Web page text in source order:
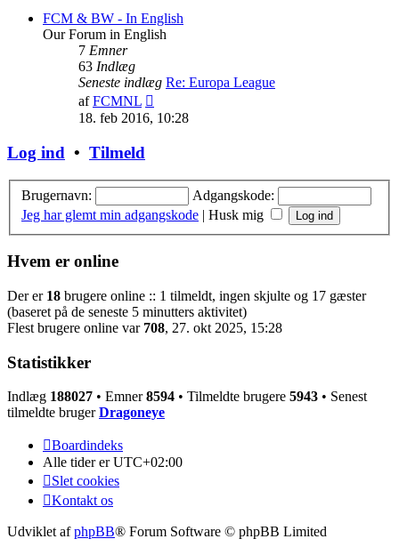
indlæg
FCM & BW - In English
Our Forum in English
7 Emner
63 Indlæg
Seneste indlæg Re: Europa League
afFCMNL
det
18. feb 2016, 10:28
Log ind • Tilmeld
Brugernavn:
Adgangskode:
Jeg har glemt min adgangskode | Husk mig
Hvem er online
Der er 18 brugere online :: 1 tilmeldt, ingen skjulte og 17 gæster
(baseret på de seneste 5 minutters aktivitet)
Flest brugere online var 708, 27. okt 2025, 15:28
Statistikker
Indlæg 188027 • Emner8594 • Tilmeldte brugere 5943 • Senest
tilmeldte brugerDragoneye
Boardindeks
Alle tider erUTC+02:00
Slet cookies
Kontakt os
Udviklet afphpBB® Forum Software © phpBB Limited